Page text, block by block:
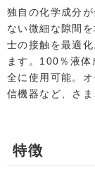
独自の化学成分
ない微細な隙間
士の接触を最適
ます。100％液
全に使用可能。
信機器など、さ
特徴